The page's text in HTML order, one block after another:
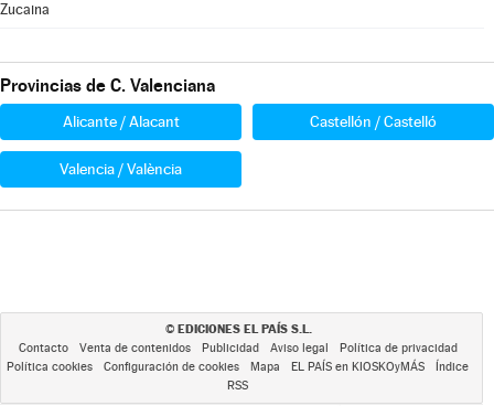
Zucaina
Provincias de C. Valenciana
Alicante / Alacant Castellón / Castelló
Valencia / València
© EDICIONES EL PAÍS S.L.
Contacto Venta de contenidos Publicidad Aviso legal
Política de privacidad
Política cookies
Configuración de cookies Mapa EL PAÍS en KIOSKOyMÁS
Índice
RSS